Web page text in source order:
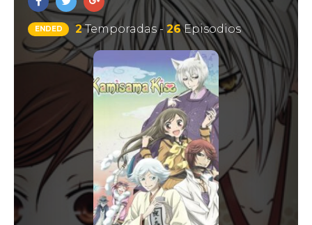
ENDED 2Temporadas - 26Episodios